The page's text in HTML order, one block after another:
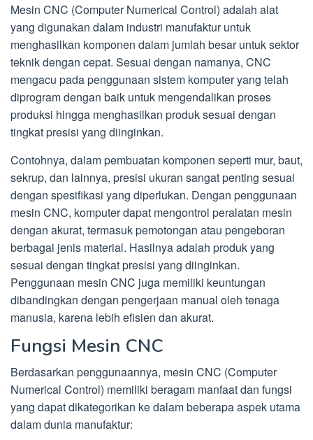
Mesin CNC (Computer Numerical Control) adalah alat
yang digunakan dalam industri manufaktur untuk
menghasilkan komponen dalam jumlah besar untuk sektor
teknik dengan cepat. Sesuai dengan namanya, CNC
mengacu pada penggunaan sistem komputer yang telah
diprogram dengan baik untuk mengendalikan proses
produksi hingga menghasilkan produk sesuai dengan
tingkat presisi yang diinginkan.
Contohnya, dalam pembuatan komponen seperti mur, baut,
sekrup, dan lainnya, presisi ukuran sangat penting sesuai
dengan spesifikasi yang diperlukan. Dengan penggunaan
mesin CNC, komputer dapat mengontrol peralatan mesin
dengan akurat, termasuk pemotongan atau pengeboran
berbagai jenis material. Hasilnya adalah produk yang
sesuai dengan tingkat presisi yang diinginkan.
Penggunaan mesin CNC juga memiliki keuntungan
dibandingkan dengan pengerjaan manual oleh tenaga
manusia, karena lebih efisien dan akurat.
Fungsi Mesin CNC
Berdasarkan penggunaannya, mesin CNC (Computer
Numerical Control) memiliki beragam manfaat dan fungsi
yang dapat dikategorikan ke dalam beberapa aspek utama
dalam dunia manufaktur: